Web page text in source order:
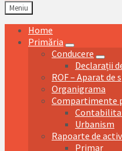
Meniu
Home
Primăria
Conducere
Declarații
ROF – Aparat
Organigrama
Compartimente
Urbanism
Rapoarte de
Primar